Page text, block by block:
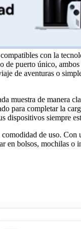
con la
puerto único,
de aventuras o
muestra de manera
para completar la
dispositivos siempre
de uso. Con
en bolsos, mochilas